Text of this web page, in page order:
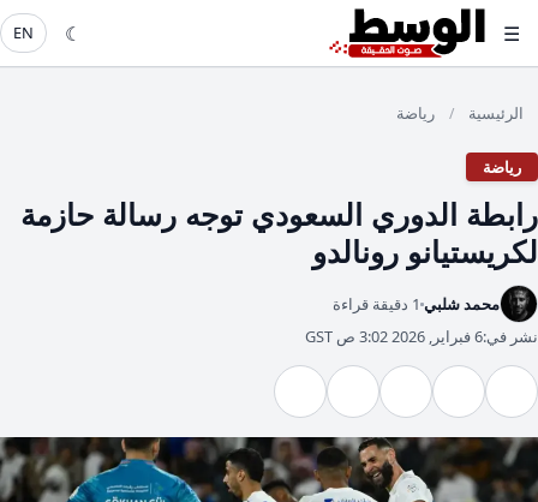
☰
☾
EN
الرئيسية / رياضة
رياضة
رابطة الدوري السعودي توجه رسالة حازمة
لكريستيانو رونالدو
محمد شلبي 1 دقيقة قراءة
نشر في:6 فبراير, 2026 3:02 ص GST